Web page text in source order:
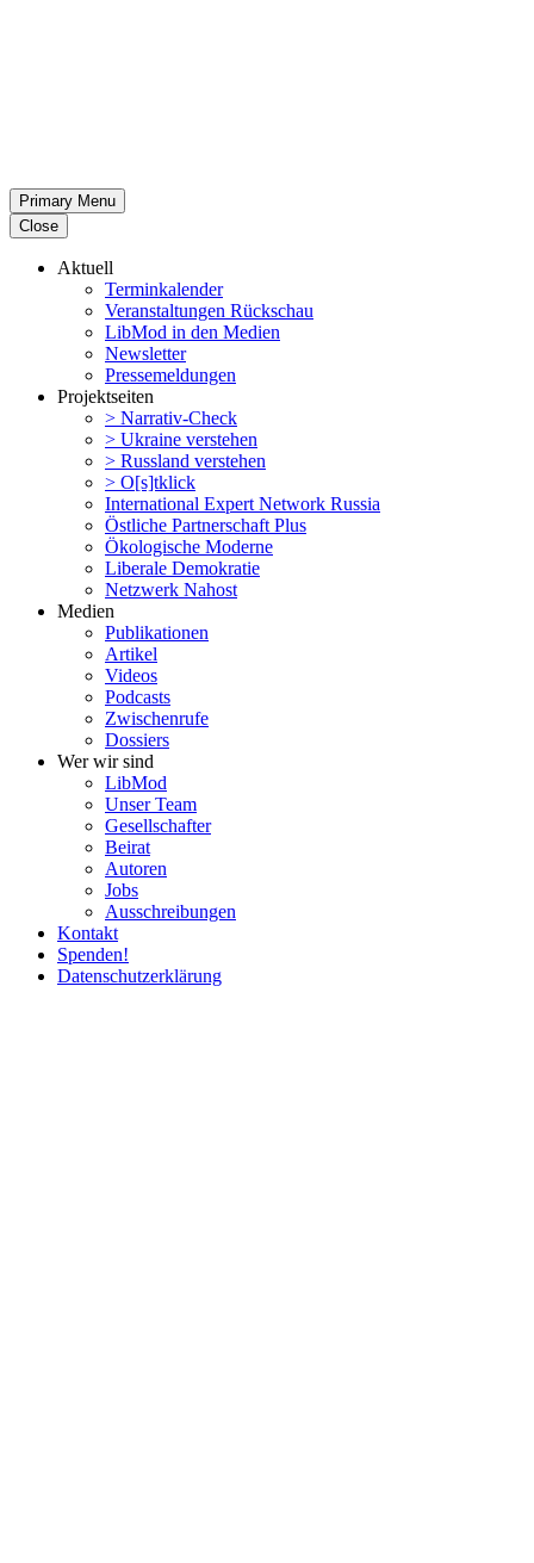
Primary Menu
Close
Aktuell
Termin­ka­lender
Veran­stal­tungen Rückschau
LibMod in den Medien
Newsletter
Presse­mel­dungen
Projekt­seiten
> Narrativ-Check
> Ukraine verstehen
> Russland verstehen
> O[s]tklick
Inter­na­tional Expert Network Russia
Östliche Partner­schaft Plus
Ökolo­gische Moderne
Liberale Demokratie
Netzwerk Nahost
Medien
Publi­ka­tionen
Artikel
Videos
Podcasts
Zwischenrufe
Dossiers
Wer wir sind
LibMod
Unser Team
Gesell­schafter
Beirat
Autoren
Jobs
Ausschrei­bungen
Kontakt
Spenden!
Daten­schutz­er­klärung